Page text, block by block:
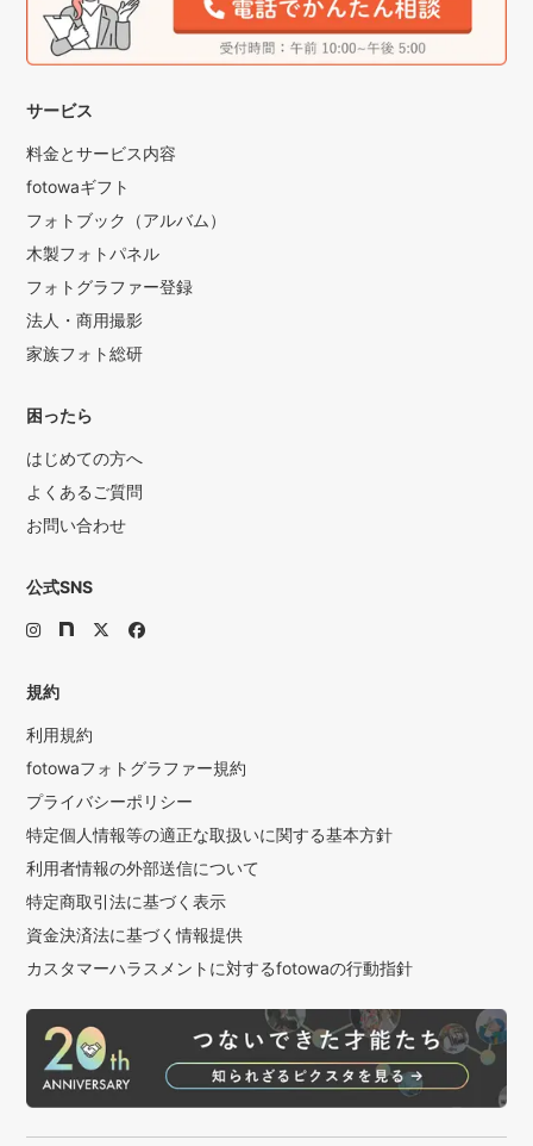
サービス
料金とサービス内容
fotowaギフト
フォトブック（アルバム）
木製フォトパネル
フォトグラファー登録
法人・商用撮影
家族フォト総研
困ったら
はじめての方へ
よくあるご質問
お問い合わせ
公式SNS
規約
利用規約
fotowaフォトグラファー規約
プライバシーポリシー
特定個人情報等の適正な取扱いに関する基本方針
利用者情報の外部送信について
特定商取引法に基づく表示
資金決済法に基づく情報提供
カスタマーハラスメントに対するfotowaの行動指針